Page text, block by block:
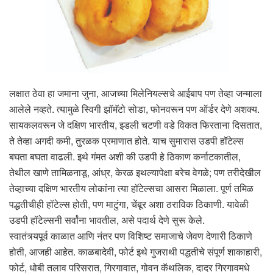
लक्षात ठेवा हा जमाना जुना, आजच्या मिलेनियल्सचे आईबाप पण तेव्हा जन्माला
आलेले नव्हते. त्यामुळे स्विगी झॉमॅटो सोडा, फोनवरून पण ऑर्डर देणे अशक्य.
सायकलवरून जे दक्षिण भारतीय, इडली चटणी वडे विकत फिरताना दिसतात,
ते तेव्हा अगदी कमी, तुरळक प्रमाणात होते. याच सुमारास उडपी हॉटेल्स
बघता बघता वाढली. इथे गंमत अशी की उडपी हे ठिकाण कर्नाटकातील,
तेथील खाणे तामिळनाडू, आंध्र, केरळ इथल्यापेक्षा बरेच वेगळे; पण तरीदेखील
तेव्हाच्या दक्षिण भारतीय लोकांना त्या हॉटेल्सचा आसरा मिळाला. पूर्ण तमिळ
पद्धतीचीही हॉटेल्स होती, पण माटुंगा, चेंबूर अशा ठराविक ठिकाणी. यावेळी
उडपी हॉटेल्सनी सर्वांना भावतील, असे पदार्थ देणे सुरू केले.
स्वातंत्र्यपूर्व काळात आणि नंतर पण विशिष्ट समाजाचे जेवण देणारी ठिकाणे
होती, आजही आहेत. काळबादेवी, फोर्ट इथे गुजराथी पद्धतीचे संपूर्ण शाकाहारी,
फोर्ट, धोबी तलाव परिसरात, गिरगावात, गोवन कॅथलिक, दादर गिरगावमधे